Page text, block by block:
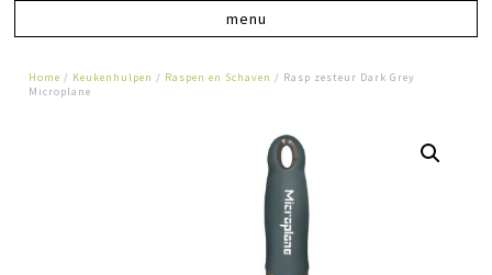
Home / Keukenhulpen / Raspen en Schaven / Rasp zesteur Dark Grey
Microplane